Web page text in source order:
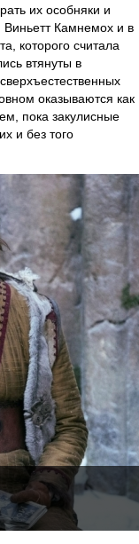
их особняки и
Виньетт Камнемох и в
которого считала
втянуты в
оказываются как
пока закулисные
и без того